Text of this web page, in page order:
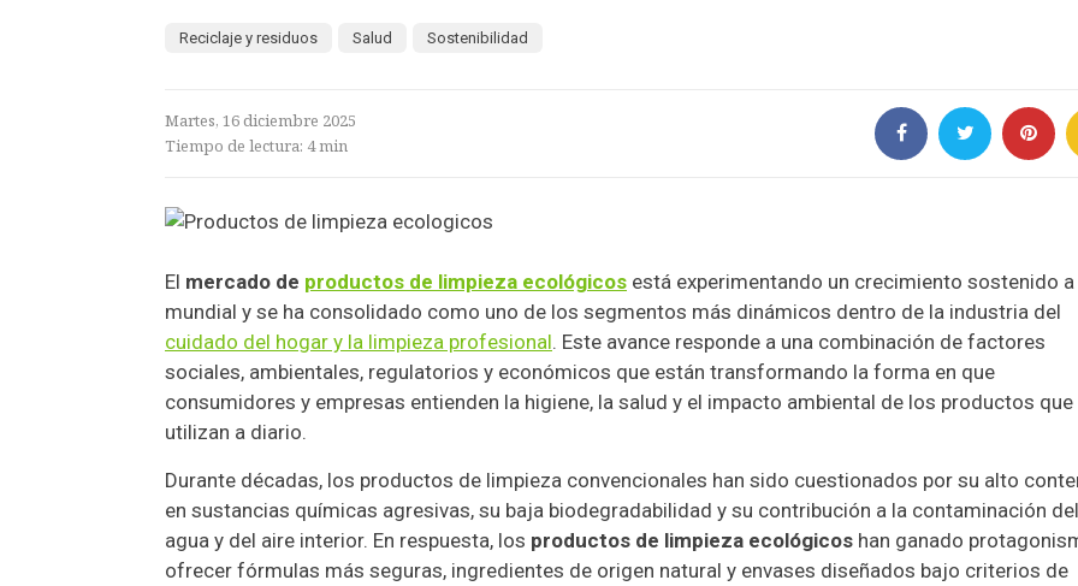
Reciclaje y residuos Salud Sostenibilidad
Martes, 16 diciembre 2025
Tiempo de lectura: 4min
El mercado de productos de limpieza ecológicos está experimentando un crecimiento sostenido a
mundial y se ha consolidado como uno de los segmentos más dinámicos dentro de la industria del
cuidado del hogar y la limpieza profesional. Este avance responde a una combinación de factores
sociales, ambientales, regulatorios y económicos que están transformando la forma en que
consumidores y empresas entienden la higiene, la salud y el impacto ambiental de los productos que
utilizan a diario.
Durante décadas, los productos de limpieza convencionales han sido cuestionados por su alto
en sustancias químicas agresivas, su baja biodegradabilidad y su contribución a la contaminación del
agua y del aire interior. En respuesta, los productos de limpieza ecológicos han ganado
ofrecer fórmulas más seguras, ingredientes de origen natural y envases diseñados bajo criterios de